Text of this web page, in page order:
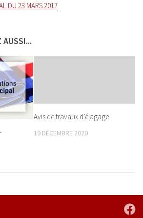
DU 23 MARS 2017
AUSSI...
Avis de travaux d’élagage
19 DÉCEMBRE 2020